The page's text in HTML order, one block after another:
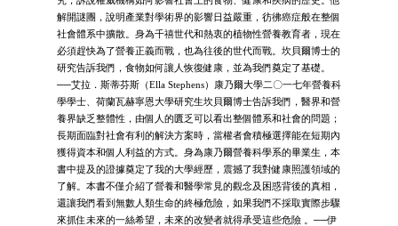
解開謎團，說明產業對學術界的影響日益嚴重，彷彿癌症般在整個
社會體系中擴散。身為千禧世代和熱衷的植物性營養教育者，現在
必須趕快為了營養正義而戰，也為往後的世代而戰。坎貝爾博士的
研究告訴我們，食物如何讓人恢復健康，並為我們奠定了基礎。
──艾拉．斯蒂芬斯（Ella Stephens）康乃爾大學二〇一七年營養科
學學士、荷蘭瓦赫寧恩大學研究生坎貝爾博士告訴我們，醫界和營
養界缺乏整體性，由個人的匱乏可以看出整個體系和社會的問題；
長期面臨對社會有利的解決方案時，當權者會積極選擇能在短期內
獲得資本和個人利益的方式。身為康乃爾營養科學系的畢業生，本
書中提及的證據奠定了我的大學經歷，震撼了我對健康照護領域的
了解。本書不僅介紹了營養和醫學常見的觀念及困惑背後的真相，
還讓我們看到無數人類生命的終極危險，如果我們不採取實際步驟
來抓住未來的一絲希望，未來的改變者就得承受這些危險 。──伊